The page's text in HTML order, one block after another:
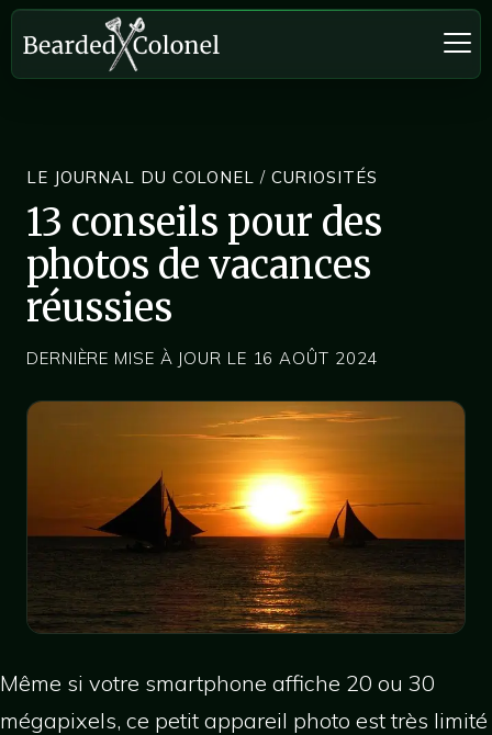
LE JOURNAL DU COLONEL / CURIOSITÉS
13 conseils pour des
photos de vacances
réussies
DERNIÈRE MISE À JOUR LE 16 AOÛT 2024
Même si votre smartphone affiche 20 ou 30
mégapixels, ce petit appareil photo est très limité